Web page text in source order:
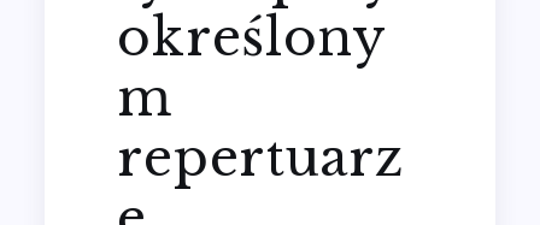
określony
m
repertuarz